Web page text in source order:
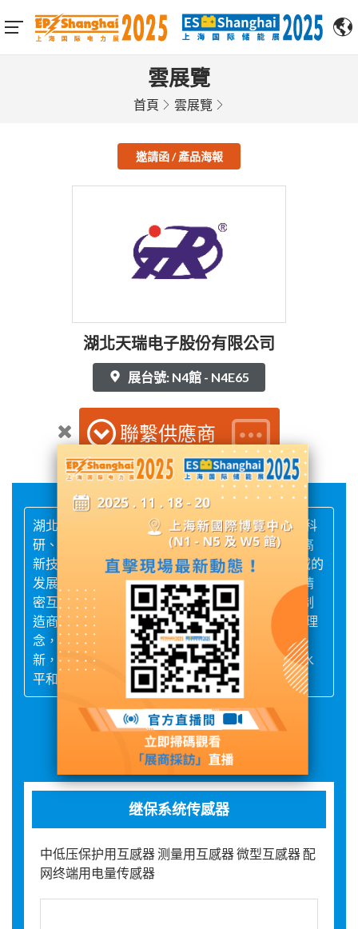
雲展覽
首頁 雲展覽
邀請函 / 產品海報
湖北天瑞电子股份有限公司
展台號: N4館 - N4E65
聯繫供應商
湖北天瑞电子股份有限公司创办于1998年，是集科
研、生产、销售、服务于一体的电力电子元器件高
新技术企业，专注于“继电保护与电力自动化”领域的
发展，持续为国内外的电力设备制造商提供全套精
密互感器解决方案，是继电保护用互感器的知名制
造商，公司一直秉承“专业 求实 创新 高效”的企业理
念，充分发挥市场影响力优势，深入强化技术创
新，提高产品可靠性和服务品质，提升经营管理水
平和核心竞争力。
展品詳情
继保系统传感器
中低压保护用互感器 测量用互感器 微型互感器 配
网终端用电量传感器